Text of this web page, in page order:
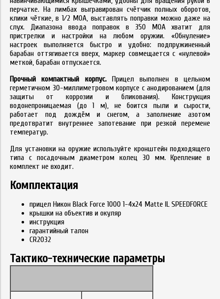
перчатке. На лимбах выгравирован счётчик полных оборотов,
клики чёткие, в 1⁄2 MOA, выставлять поправки можно даже на
слух. Диапазона ввода поправок в 350 MOA хватит для
пристрелки и настройки на любом оружии. «Обнуление»
настроек выполняется быстро и удобно: подпружиненный
барабан оттягивается вверх, маркер совмещается с «нулевой»
меткой, барабан отпускается.
Прочный компактный корпус.Прицел выполнен в цельном
герметичном 30-миллиметровом корпусе с анодированием (для
защиты от коррозии и бликования). Конструкция
водонепроницаемая (до 1 м), не боится пыли и сырости,
работает под дождём и снегом, а заполнение азотом
предотвратит внутреннее запотевание при резкой перемене
температур.
Для установки на оружие используйте кронштейн подходящего
типа с посадочным диаметром колец 30 мм. Крепление в
комплект не входит.
Комплектация
прицел Никон Black Force 1000 1-4x24 Matte IL SPEEDFORCE
крышки на объектив и окуляр
инструкция
гарантийный талон
CR2032
Тактико-технические параметры